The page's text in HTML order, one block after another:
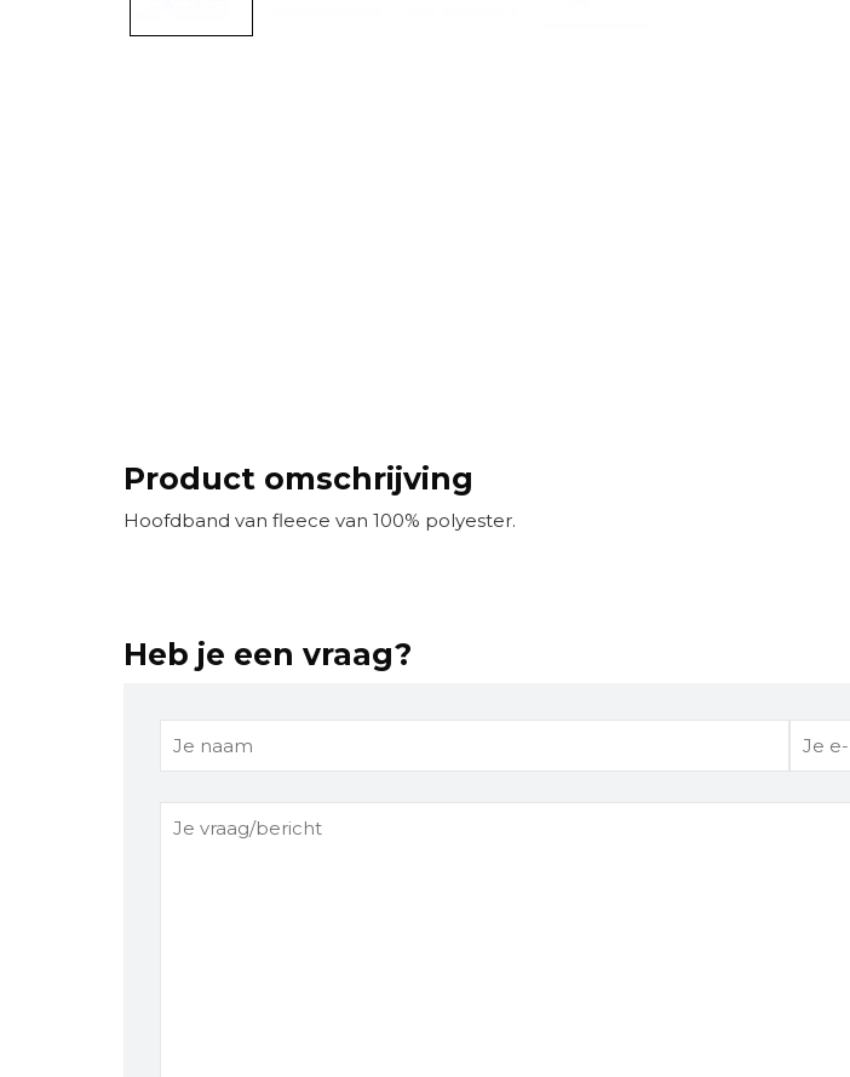
Product omschrijving
Hoofdband van fleece van 100% polyester.
Heb je een vraag?